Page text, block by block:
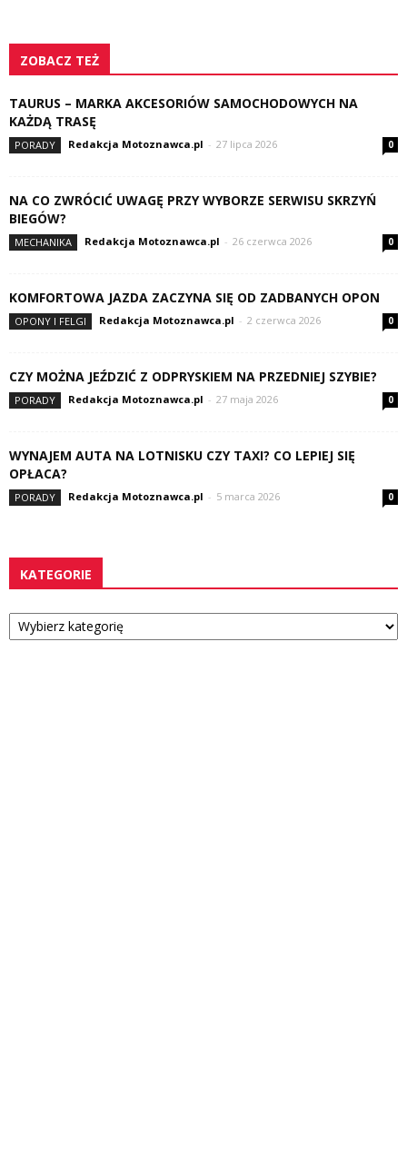
ZOBACZ TEŻ
TAURUS – MARKA AKCESORIÓW SAMOCHODOWYCH NA
KAŻDĄ TRASĘ
PORADY Redakcja Motoznawca.pl - 27 lipca 2026 0
NA CO ZWRÓCIĆ UWAGĘ PRZY WYBORZE SERWISU SKRZYŃ
BIEGÓW?
MECHANIKA Redakcja Motoznawca.pl - 26 czerwca 2026 0
KOMFORTOWA JAZDA ZACZYNA SIĘ OD ZADBANYCH OPON
OPONY I FELGI Redakcja Motoznawca.pl - 2 czerwca 2026 0
CZY MOŻNA JEŹDZIĆ Z ODPRYSKIEM NA PRZEDNIEJ SZYBIE?
PORADY Redakcja Motoznawca.pl - 27 maja 2026 0
WYNAJEM AUTA NA LOTNISKU CZY TAXI? CO LEPIEJ SIĘ
OPŁACA?
PORADY Redakcja Motoznawca.pl - 5 marca 2026 0
KATEGORIE
Kategorie